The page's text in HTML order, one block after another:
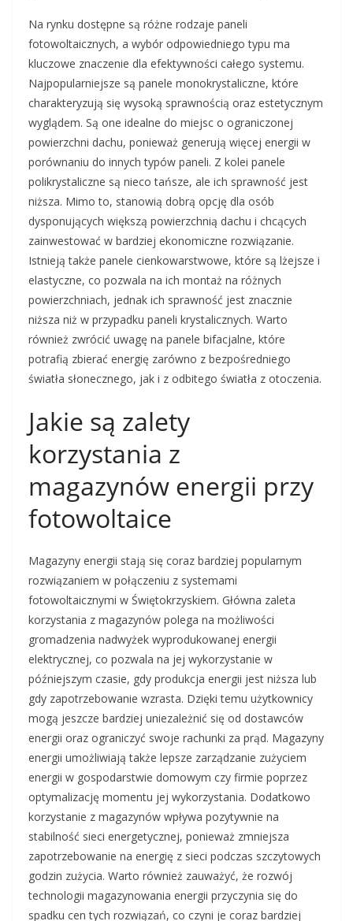
Na rynku dostępne są różne rodzaje paneli
fotowoltaicznych, a wybór odpowiedniego typu ma
kluczowe znaczenie dla efektywności całego systemu.
Najpopularniejsze są panele monokrystaliczne, które
charakteryzują się wysoką sprawnością oraz estetycznym
wyglądem. Są one idealne do miejsc o ograniczonej
powierzchni dachu, ponieważ generują więcej energii w
porównaniu do innych typów paneli. Z kolei panele
polikrystaliczne są nieco tańsze, ale ich sprawność jest
niższa. Mimo to, stanowią dobrą opcję dla osób
dysponujących większą powierzchnią dachu i chcących
zainwestować w bardziej ekonomiczne rozwiązanie.
Istnieją także panele cienkowarstwowe, które są lżejsze i
elastyczne, co pozwala na ich montaż na różnych
powierzchniach, jednak ich sprawność jest znacznie
niższa niż w przypadku paneli krystalicznych. Warto
również zwrócić uwagę na panele bifacjalne, które
potrafią zbierać energię zarówno z bezpośredniego
światła słonecznego, jak i z odbitego światła z otoczenia.
Jakie są zalety
korzystania z
magazynów energii przy
fotowoltaice
Magazyny energii stają się coraz bardziej popularnym
rozwiązaniem w połączeniu z systemami
fotowoltaicznymi w Świętokrzyskiem. Główna zaleta
korzystania z magazynów polega na możliwości
gromadzenia nadwyżek wyprodukowanej energii
elektrycznej, co pozwala na jej wykorzystanie w
późniejszym czasie, gdy produkcja energii jest niższa lub
gdy zapotrzebowanie wzrasta. Dzięki temu użytkownicy
mogą jeszcze bardziej uniezależnić się od dostawców
energii oraz ograniczyć swoje rachunki za prąd. Magazyny
energii umożliwiają także lepsze zarządzanie zużyciem
energii w gospodarstwie domowym czy firmie poprzez
optymalizację momentu jej wykorzystania. Dodatkowo
korzystanie z magazynów wpływa pozytywnie na
stabilność sieci energetycznej, ponieważ zmniejsza
zapotrzebowanie na energię z sieci podczas szczytowych
godzin zużycia. Warto również zauważyć, że rozwój
technologii magazynowania energii przyczynia się do
spadku cen tych rozwiązań, co czyni je coraz bardziej